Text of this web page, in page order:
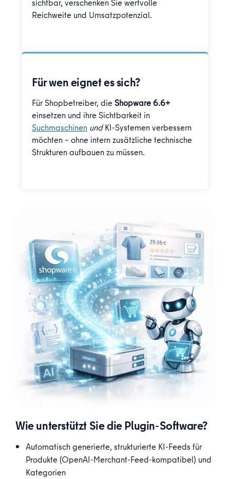
sichtbar, verschenken Sie wertvolle
Reichweite und Umsatzpotenzial.
Für wen eignet es sich?
Für Shopbetreiber, die Shopware 6.6+
einsetzen und ihre Sichtbarkeit in
Suchmaschinen undKI-Systemen verbessern
möchten – ohne intern zusätzliche technische
Strukturen aufbauen zu müssen.
Wie unterstützt Sie die Plugin-Software?
Automatisch generierte, strukturierte KI-Feeds für
Produkte (OpenAI-Merchant-Feed-kompatibel) und
Kategorien